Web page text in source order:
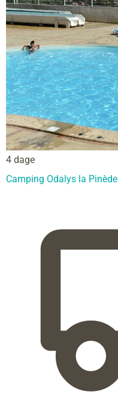
4 dage
Camping Odalys la Pinède